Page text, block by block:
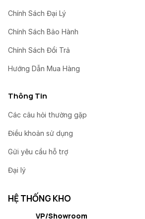
Chính Sách Đại Lý
Chính Sách Bảo Hành
Chính Sách Đổi Trả
Hướng Dẫn Mua Hàng
Thông Tin
Các câu hỏi thường gặp
Điều khoản sử dụng
Gửi yêu cầu hỗ trợ
Đại lý
HỆ THỐNG KHO
VP/Showroom